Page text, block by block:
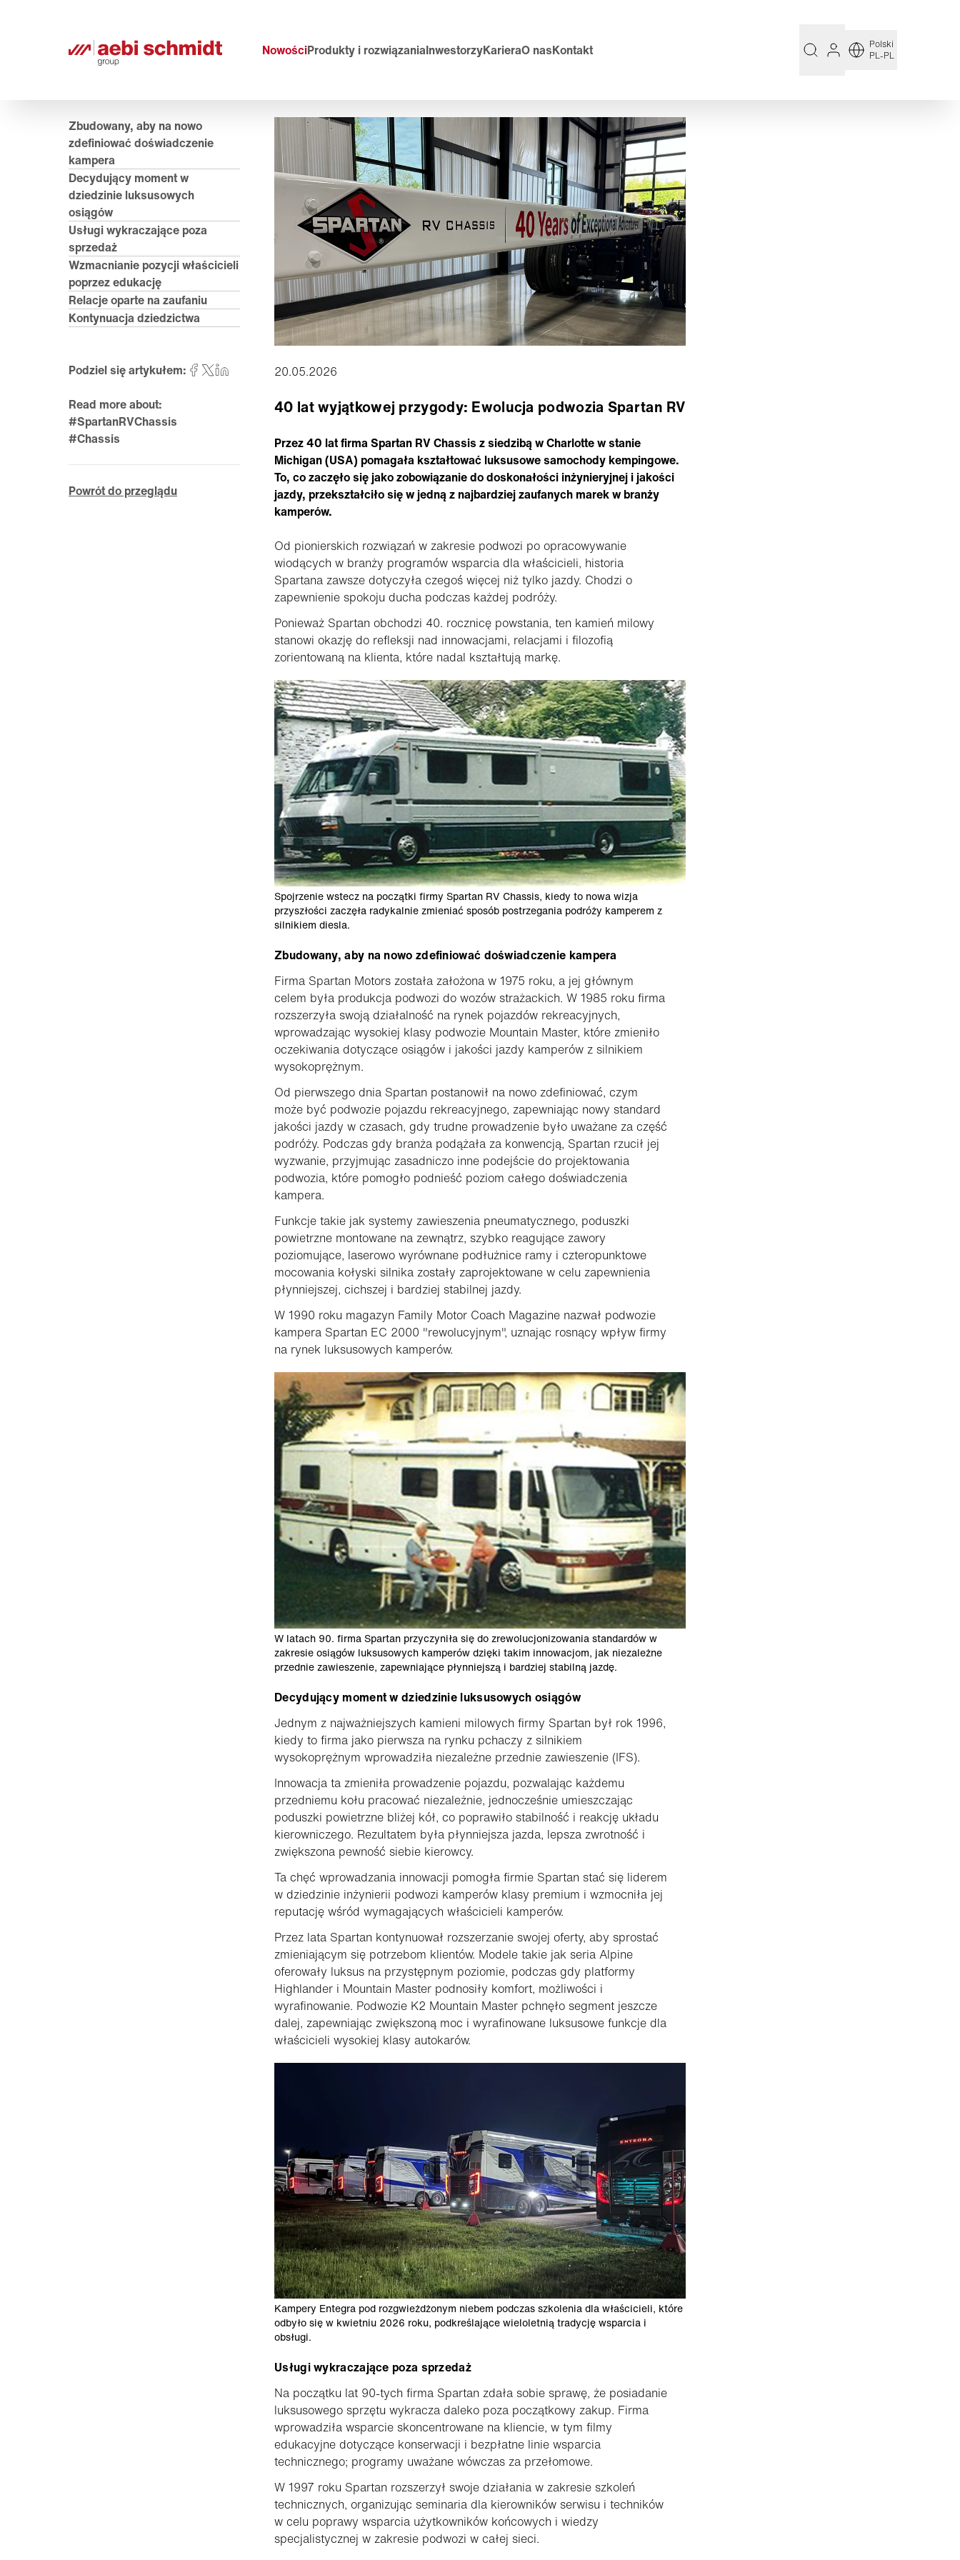
NowościProdukty i rozwiązaniaInwestorzyKarieraO nasKontakt
Polski
PL-PL
Zbudowany, aby na nowo
zdefiniować doświadczenie
kampera
Decydujący moment w
dziedzinie luksusowych
osiągów
Usługi wykraczające poza
sprzedaż
Wzmacnianie pozycji właścicieli
poprzez edukację
Relacje oparte na zaufaniu
Kontynuacja dziedzictwa
Podziel się artykułem:
Read more about:
#SpartanRVChassis
#Chassis
Powrót do przeglądu
20.05.2026
40 lat wyjątkowej przygody: Ewolucja podwozia Spartan RV
Przez 40 lat firma Spartan RV Chassis z siedzibą w Charlotte w stanie
Michigan (USA) pomagała kształtować luksusowe samochody kempingowe.
To, co zaczęło się jako zobowiązanie do doskonałości inżynieryjnej i jakości
jazdy, przekształciło się w jedną z najbardziej zaufanych marek w branży
kamperów.
Od pionierskich rozwiązań w zakresie podwozi po opracowywanie
wiodących w branży programów wsparcia dla właścicieli, historia
Spartana zawsze dotyczyła czegoś więcej niż tylko jazdy. Chodzi o
zapewnienie spokoju ducha podczas każdej podróży.
Ponieważ Spartan obchodzi 40. rocznicę powstania, ten kamień milowy
stanowi okazję do refleksji nad innowacjami, relacjami i filozofią
zorientowaną na klienta, które nadal kształtują markę.
Spojrzenie wstecz na początki firmy Spartan RV Chassis, kiedy to nowa wizja
przyszłości zaczęła radykalnie zmieniać sposób postrzegania podróży kamperem z
silnikiem diesla.
Zbudowany, aby na nowo zdefiniować doświadczenie kampera
Firma Spartan Motors została założona w 1975 roku, a jej głównym
celem była produkcja podwozi do wozów strażackich. W 1985 roku firma
rozszerzyła swoją działalność na rynek pojazdów rekreacyjnych,
wprowadzając wysokiej klasy podwozie Mountain Master, które zmieniło
oczekiwania dotyczące osiągów i jakości jazdy kamperów z silnikiem
wysokoprężnym.
Od pierwszego dnia Spartan postanowił na nowo zdefiniować, czym
może być podwozie pojazdu rekreacyjnego, zapewniając nowy standard
jakości jazdy w czasach, gdy trudne prowadzenie było uważane za część
podróży. Podczas gdy branża podążała za konwencją, Spartan rzucił jej
wyzwanie, przyjmując zasadniczo inne podejście do projektowania
podwozia, które pomogło podnieść poziom całego doświadczenia
kampera.
Funkcje takie jak systemy zawieszenia pneumatycznego, poduszki
powietrzne montowane na zewnątrz, szybko reagujące zawory
poziomujące, laserowo wyrównane podłużnice ramy i czteropunktowe
mocowania kołyski silnika zostały zaprojektowane w celu zapewnienia
płynniejszej, cichszej i bardziej stabilnej jazdy.
W 1990 roku magazyn Family Motor Coach Magazine nazwał podwozie
kampera Spartan EC 2000 "rewolucyjnym", uznając rosnący wpływ firmy
na rynek luksusowych kamperów.
W latach 90. firma Spartan przyczyniła się do zrewolucjonizowania standardów w
zakresie osiągów luksusowych kamperów dzięki takim innowacjom, jak niezależne
przednie zawieszenie, zapewniające płynniejszą i bardziej stabilną jazdę.
Decydujący moment w dziedzinie luksusowych osiągów
Jednym z najważniejszych kamieni milowych firmy Spartan był rok 1996,
kiedy to firma jako pierwsza na rynku pchaczy z silnikiem
wysokoprężnym wprowadziła niezależne przednie zawieszenie (IFS).
Innowacja ta zmieniła prowadzenie pojazdu, pozwalając każdemu
przedniemu kołu pracować niezależnie, jednocześnie umieszczając
poduszki powietrzne bliżej kół, co poprawiło stabilność i reakcję układu
kierowniczego. Rezultatem była płynniejsza jazda, lepsza zwrotność i
zwiększona pewność siebie kierowcy.
Ta chęć wprowadzania innowacji pomogła firmie Spartan stać się liderem
w dziedzinie inżynierii podwozi kamperów klasy premium i wzmocniła jej
reputację wśród wymagających właścicieli kamperów.
Przez lata Spartan kontynuował rozszerzanie swojej oferty, aby sprostać
zmieniającym się potrzebom klientów. Modele takie jak seria Alpine
oferowały luksus na przystępnym poziomie, podczas gdy platformy
Highlander i Mountain Master podnosiły komfort, możliwości i
wyrafinowanie. Podwozie K2 Mountain Master pchnęło segment jeszcze
dalej, zapewniając zwiększoną moc i wyrafinowane luksusowe funkcje dla
właścicieli wysokiej klasy autokarów.
Kampery Entegra pod rozgwieżdżonym niebem podczas szkolenia dla właścicieli, które
odbyło się w kwietniu 2026 roku, podkreślające wieloletnią tradycję wsparcia i
obsługi.
Usługi wykraczające poza sprzedaż
Na początku lat 90-tych firma Spartan zdała sobie sprawę, że posiadanie
luksusowego sprzętu wykracza daleko poza początkowy zakup. Firma
wprowadziła wsparcie skoncentrowane na kliencie, w tym filmy
edukacyjne dotyczące konserwacji i bezpłatne linie wsparcia
technicznego; programy uważane wówczas za przełomowe.
W 1997 roku Spartan rozszerzył swoje działania w zakresie szkoleń
technicznych, organizując seminaria dla kierowników serwisu i techników
w celu poprawy wsparcia użytkowników końcowych i wiedzy
specjalistycznej w zakresie podwozi w całej sieci.